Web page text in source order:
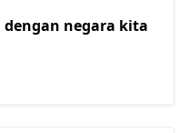
negara kita